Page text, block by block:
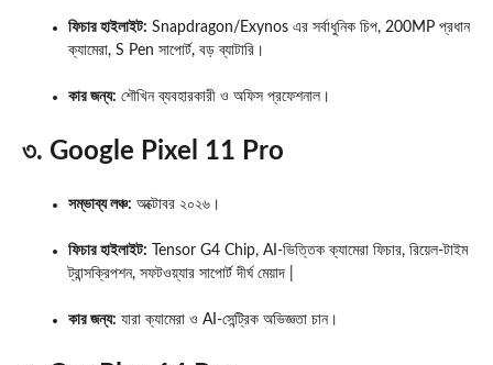
ফিচার হাইলাইট: Snapdragon/Exynos এর সর্বাধুনিক চিপ, 200MP প্রধান
ক্যামেরা, S Pen সাপোর্ট, বড় ব্যাটারি।
কার জন্য: শৌখিন ব্যবহারকারী ও অফিস প্রফেশনাল।
৩. Google Pixel 11 Pro
সম্ভাব্য লঞ্চ: অক্টোবর ২০২৬।
ফিচার হাইলাইট: Tensor G4 Chip, AI-ভিত্তিক ক্যামেরা ফিচার, রিয়েল-টাইম
ট্রান্সক্রিপশন, সফটওয়্যার সাপোর্ট দীর্ঘ মেয়াদ |
কার জন্য: যারা ক্যামেরা ও AI-সেন্ট্রিক অভিজ্ঞতা চান।